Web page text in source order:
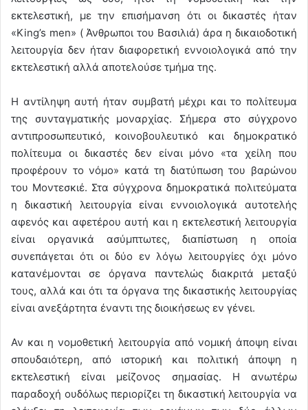
εκτελεστική, με την επισήμανση ότι οι δικαστές ήταν
«King’s men» ( Άνθρωποι του Βασιλιά) άρα η δικαιοδοτική
λειτουργία δεν ήταν διαφορετική εννοιολογικά από την
εκτελεστική αλλά αποτελούσε τμήμα της.
Η αντίληψη αυτή ήταν συμβατή μέχρι και το πολίτευμα
της συνταγματικής μοναρχίας. Σήμερα στο σύγχρονο
αντιπροσωπευτικό, κοινοβουλευτικό και δημοκρατικό
πολίτευμα οι δικαστές δεν είναι μόνο «τα χείλη που
προφέρουν το νόμο» κατά τη διατύπωση του βαρώνου
του Μοντεσκιέ. Στα σύγχρονα δημοκρατικά πολιτεύματα
η δικαστική λειτουργία είναι εννοιολογικά αυτοτελής
αφενός και αφετέρου αυτή και η εκτελεστική λειτουργία
είναι οργανικά ασύμπτωτες, διαπίστωση η οποία
συνεπάγεται ότι οι δύο εν λόγω λειτουργίες όχι μόνο
κατανέμονται σε όργανα παντελώς διακριτά μεταξύ
τους, αλλά και ότι τα όργανα της δικαστικής λειτουργίας
είναι ανεξάρτητα έναντι της διοικήσεως εν γένει.
Αν και η νομοθετική λειτουργία από νομική άποψη είναι
σπουδαιότερη, από ιστορική και πολιτική άποψη η
εκτελεστική είναι μείζονος σημασίας. Η ανωτέρω
παραδοχή ουδόλως περιορίζει τη δικαστική λειτουργία να